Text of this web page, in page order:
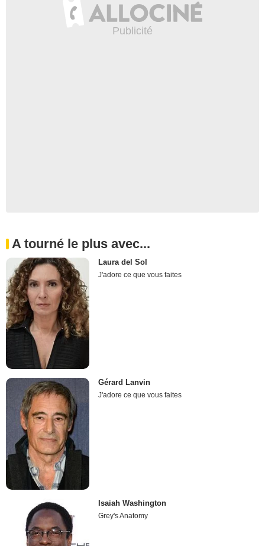
A tourné le plus avec...
Laura del Sol
J'adore ce que vous faites
Gérard Lanvin
J'adore ce que vous faites
Isaiah Washington
Grey's Anatomy